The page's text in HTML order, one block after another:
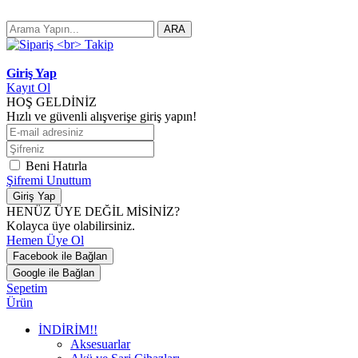
ARA
Giriş Yap
Kayıt Ol
HOŞ GELDİNİZ
Hızlı ve güvenli alışverişe giriş yapın!
Beni Hatırla
Şifremi Unuttum
Giriş Yap
HENÜZ ÜYE DEĞİL MİSİNİZ?
Kolayca üye olabilirsiniz.
Hemen Üye Ol
Facebook ile Bağlan
Google ile Bağlan
Sepetim
Ürün
İNDİRİM!!
Aksesuarlar